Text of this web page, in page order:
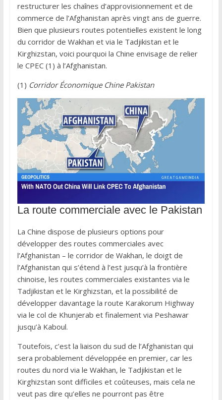
restructurer les chaînes d’approvisionnement et de
commerce de l’Afghanistan après vingt ans de guerre.
Bien que plusieurs routes potentielles existent le long
du corridor de Wakhan et via le Tadjikistan et le
Kirghizstan, voici pourquoi la Chine envisage de relier
le CPEC (1) à l’Afghanistan.
(1) Corridor Économique Chine Pakistan
La route commerciale avec le Pakistan
La Chine dispose de plusieurs options pour
développer des routes commerciales avec
l’Afghanistan – le corridor de Wakhan, le doigt de
l’Afghanistan qui s’étend à l’est jusqu’à la frontière
chinoise, les routes commerciales existantes via le
Tadjikistan et le Kirghizstan, et la possibilité de
développer davantage la route Karakorum Highway
via le col de Khunjerab et finalement via Peshawar
jusqu’à Kaboul.
Toutefois, c’est la liaison du sud de l’Afghanistan qui
sera probablement développée en premier, car les
routes du nord via le Wakhan, le Tadjikistan et le
Kirghizstan sont difficiles et coûteuses, mais cela ne
veut pas dire qu’elles ne pourront pas être